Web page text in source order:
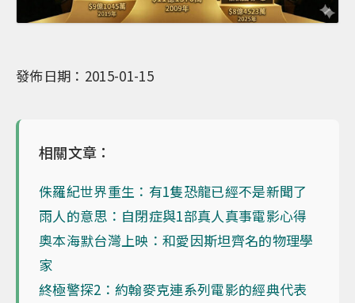
發佈日期：2015-01-15
相關文章：
侏羅紀世界重生：有1隻恐龍已經不是新聞了
雨人的意思：自閉症與1部真人真事電影心得
奧本海默台灣上映：和愛因斯坦齊名的物理學
家
終極警探2：約翰麥克連系列電影的經典代表